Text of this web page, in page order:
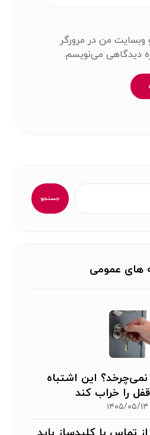
وبسایت من در مرورگر
دیدگاهی می‌نویسم.
جستجو
های عمومی
این اشتباه
را خراب کند
۱۴۰۵/۰۵/۱۴